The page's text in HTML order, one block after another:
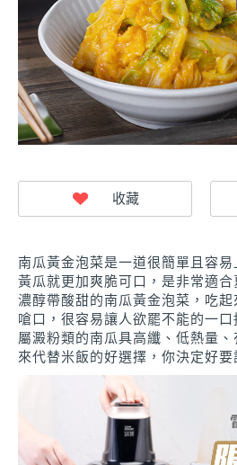
南瓜黃金泡菜是一道很簡單且容
黃瓜就更加爽脆可口，是非常適合
濃醇帶酸甜的南瓜黃金泡菜，吃
嗆口，很容易讓人欲罷不能的一口
屬澱粉類的南瓜具高纖、低熱量
來代替米飯的好選擇，你決定好要